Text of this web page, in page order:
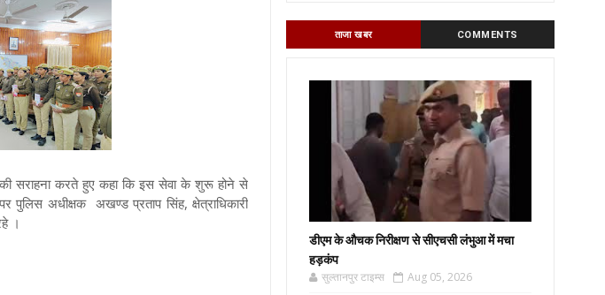
सराहना करते हुए कहा कि इस सेवा के शुरू होने से
अधीक्षक अखण्ड प्रताप सिंह, क्षेत्राधिकारी
।
ताजा खबर COMMENTS
डीएम के औचक निरीक्षण से सीएचसी लंभुआ में मचा
हड़कंप
सुल्तानपुर टाइम्स Aug 05, 2026